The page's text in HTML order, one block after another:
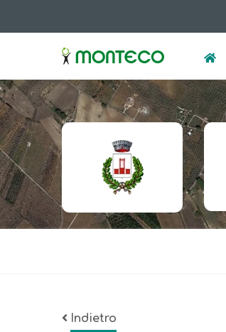
al
principale
Indietro